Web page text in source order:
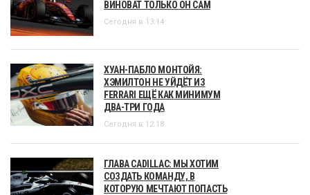
ВИНОВАТ ТОЛЬКО ОН САМ
Сегодня в 13:14
ХУАН-ПАБЛО МОНТОЙЯ:
ХЭМИЛТОН НЕ УЙДЁТ ИЗ
FERRARI ЕЩЁ КАК МИНИМУМ
ДВА-ТРИ ГОДА
Сегодня в 12:18
ГЛАВА CADILLAC: МЫ ХОТИМ
СОЗДАТЬ КОМАНДУ, В
КОТОРУЮ МЕЧТАЮТ ПОПАСТЬ